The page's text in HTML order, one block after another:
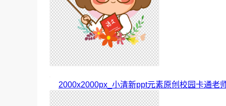
2000x2000px_小清新ppt元素原创校园卡通老